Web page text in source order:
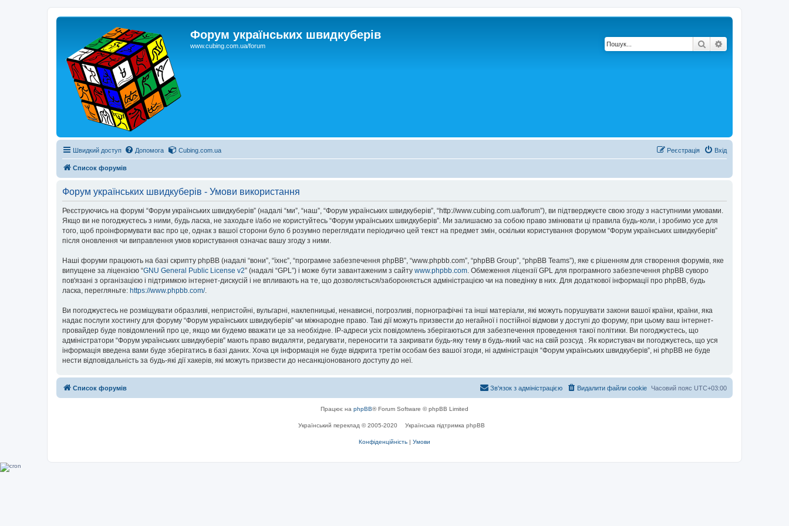
Форум українських швидкуберів
www.cubing.com.ua/forum Пошук
Швидкий доступ Допомога Cubing.com.ua Вхід
Реєстрація
Список форумів
Форум українських швидкуберів - Умови використання
Реєструючись на форумі “Форум українських швидкуберів” (надалі “ми”, “наш”, “Форум українських швидкуберів”, “http://www.cubing.com.ua/forum”), ви підтверджуєте свою згоду з наступними умовами.
Якщо ви не погоджуєтесь з ними, будь ласка, не заходьте і/або не користуйтесь “Форум українських швидкуберів”. Ми залишаємо за собою право змінювати ці правила будь-коли, і зробимо усе для
того, щоб проінформувати вас про це, однак з вашої сторони було б розумно переглядати періодично цей текст на предмет змін, оскільки користування форумом “Форум українських швидкуберів”
після оновлення чи виправлення умов користування означає вашу згоду з ними.
Наші форуми працюють на базі скрипту phpBB (надалі “вони”, “їхнє”, “програмне забезпечення phpBB”, “www.phpbb.com”, “phpBB Group”, “phpBB Teams”), яке є рішенням для створення форумів, яке
випущене за ліцензією “GNU General Public License v2” (надалі “GPL”) і може бути завантаженим з сайту www.phpbb.com. Обмеження ліцензії GPL для програмного забезпечення phpBB суворо
пов'язані з організацією і підтримкою інтернет-дискусій і не впливають на те, що дозволяється/забороняється адміністрацією чи на поведінку в них. Для додаткової інформації про phpBB, будь
ласка, перегляньте: https://www.phpbb.com/.
Ви погоджуєтесь не розміщувати образливі, непристойні, вульгарні, наклепницькі, ненависні, погрозливі, порнографічні та інші матеріали, які можуть порушувати закони вашої країни, країни, яка
надає послуги хостингу для форуму “Форум українських швидкуберів” чи міжнародне право. Такі дії можуть призвести до негайної і постійної відмови у доступі до форуму, при цьому ваш інтернет-
провайдер буде повідомлений про це, якщо ми будемо вважати це за необхідне. IP-адреси усіх повідомлень зберігаються для забезпечення проведення такої політики. Ви погоджуєтесь, що
адміністратори “Форум українських швидкуберів” мають право видаляти, редагувати, переносити та закривати будь-яку тему в будь-який час на свій розсуд . Як користувач ви погоджуєтесь, що уся
інформація введена вами буде зберігатись в базі даних. Хоча ця інформація не буде відкрита третім особам без вашої згоди, ні адміністрація “Форум українських швидкуберів”, ні phpBB не буде
нести відповідальність за будь-які дії хакерів, які можуть призвести до несанкціонованого доступу до неї.
Список форумів Часовий пояс UTC+03:00
Видалити файли cookie
Зв'язок з адміністрацією
Працює на phpBB® Forum Software © phpBB Limited
Український переклад © 2005-2020 Українська підтримка phpBB
Конфіденційність | Умови